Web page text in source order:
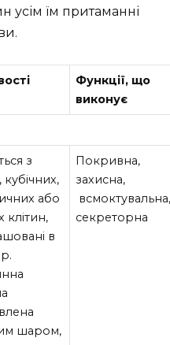
усім їм притаманні
Функції, що
виконує
з
або
клітин,
в
шаром,
Покривна,
захисна,
секреторна